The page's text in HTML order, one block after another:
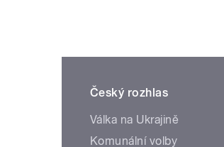
Český rozhlas
Válka na Ukrajině
Komunální volby